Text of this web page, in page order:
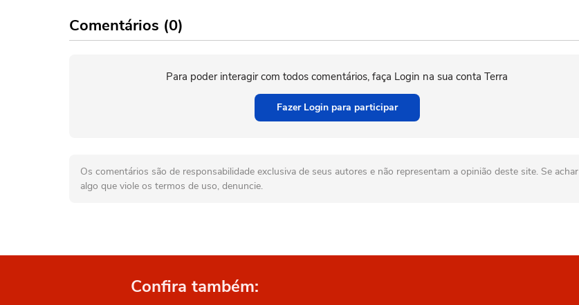
Comentários (0)
Para poder interagir com todos comentários, faça Login na sua conta Terra
Fazer Login para participar
Os comentários são de responsabilidade exclusiva de seus autores e não representam a opinião deste site. Se achar
algo que viole os termos de uso, denuncie.
Confira também: